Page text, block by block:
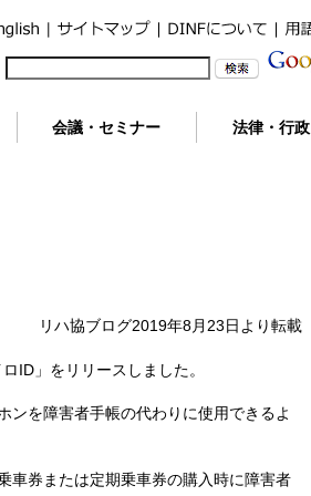
会議・セミナー 法律・行政
リハ協ブログ2019年8月23日より転載
ID」をリリースしました。
ンを障害者手帳の代わりに使用できるよ
車券または定期乗車券の購入時に障害者